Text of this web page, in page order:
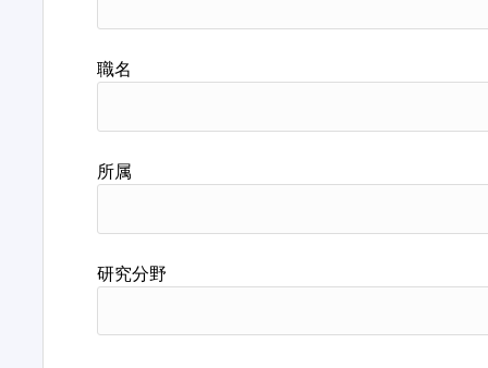
職名
所属
研究分野